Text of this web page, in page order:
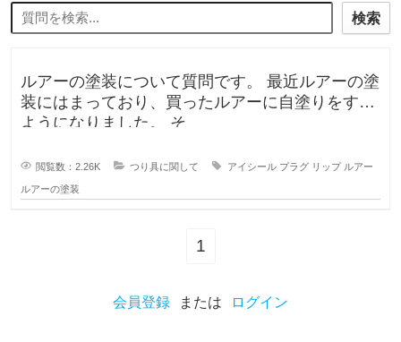
検索
ルアーの塗装について質問です。 最近ルアーの塗
装にはまっており、買ったルアーに自塗りをする
ようになりました。 そ
閲覧数：2.26K つり具に関して アイシール プラグ リップ ルアー
ルアーの塗装
1
会員登録 または ログイン